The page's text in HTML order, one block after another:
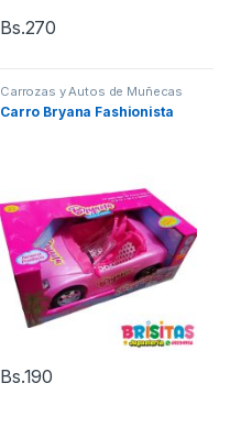
Bs.270
Carrozas y Autos de Muñecas
Carro Bryana Fashionista
Bs.190